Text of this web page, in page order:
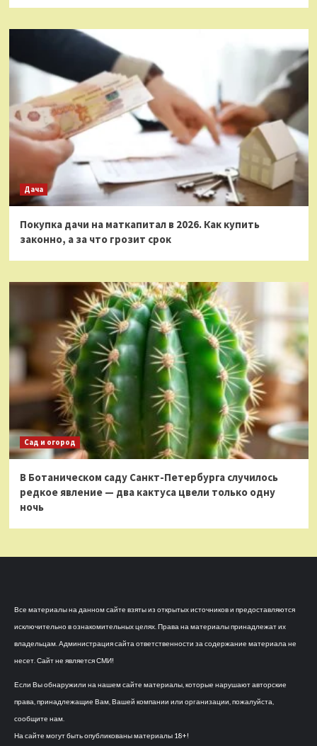
Дача
Покупка дачи на маткапитал в 2026. Как купить
законно, а за что грозит срок
Сад и огород
В Ботаническом саду Санкт-Петербурга случилось
редкое явление — два кактуса цвели только одну
ночь
Все материалы на данном сайте взяты из открытых источников и предоставляются
исключительно в ознакомительных целях. Права на материалы принадлежат их
владельцам. Администрация сайта ответственности за содержание материала не
несет. Сайт не является СМИ!
Если Вы обнаружили на нашем сайте материалы, которые нарушают авторские
права, принадлежащие Вам, Вашей компании или организации, пожалуйста,
сообщите нам.
На сайте могут быть опубликованы материалы 18+!